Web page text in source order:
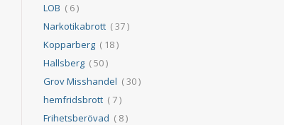
LOB ( 6 )
Narkotikabrott( 37 )
Kopparberg( 18 )
Hallsberg( 50 )
Grov Misshandel ( 30 )
hemfridsbrott( 7 )
Frihetsberövad ( 8 )